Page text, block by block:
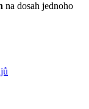
na dosah jednoho